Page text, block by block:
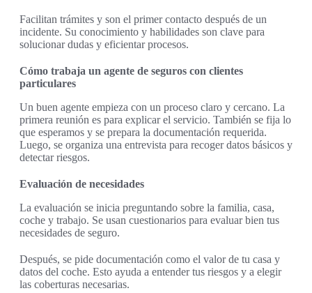
Facilitan trámites y son el primer contacto después de un
incidente. Su conocimiento y habilidades son clave para
solucionar dudas y eficientar procesos.
Cómo trabaja un agente de seguros con clientes
particulares
Un buen agente empieza con un proceso claro y cercano. La
primera reunión es para explicar el servicio. También se fija lo
que esperamos y se prepara la documentación requerida.
Luego, se organiza una entrevista para recoger datos básicos y
detectar riesgos.
Evaluación de necesidades
La evaluación se inicia preguntando sobre la familia, casa,
coche y trabajo. Se usan cuestionarios para evaluar bien tus
necesidades de seguro.
Después, se pide documentación como el valor de tu casa y
datos del coche. Esto ayuda a entender tus riesgos y a elegir
las coberturas necesarias.